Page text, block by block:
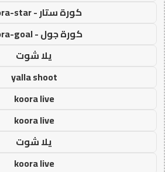
كورة ستار - koora-star
كورة جول - koora-goal
يلا شوت
yalla shoot
koora live
koora live
يلا شوت
koora live